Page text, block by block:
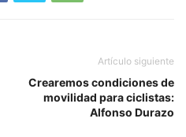
Artículo siguiente
Crearemos condiciones de
movilidad para ciclistas:
Alfonso Durazo